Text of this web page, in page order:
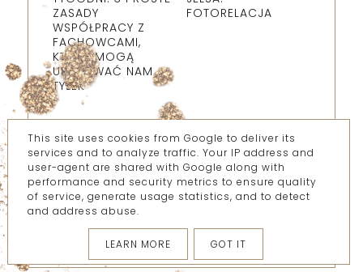
ZASADY
WSPÓŁPRACY Z
FACHOWCAMI,
KTÓRE MOGĄ
URATOWAĆ NAM
TYŁEK
FOTORELACJA
Posty
Komentarze
This site uses cookies from Google to deliver its
services and to analyze traffic. Your IP address and
user-agent are shared with Google along with
performance and security metrics to ensure quality
of service, generate usage statistics, and to detect
and address abuse.
LEARN MORE GOT IT